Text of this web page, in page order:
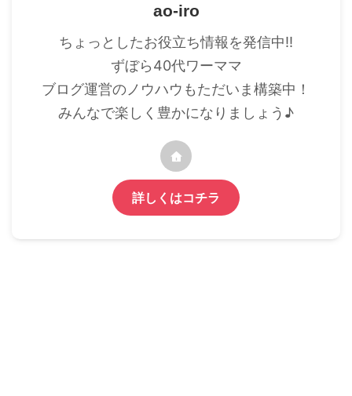
ao-iro
ちょっとしたお役立ち情報を発信中!!
ずぼら40代ワーママ
ブログ運営のノウハウもただいま構築中！
みんなで楽しく豊かになりましょう♪
詳しくはコチラ